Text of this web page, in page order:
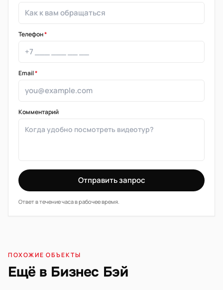
Телефон*
Email*
Комментарий
Отправить запрос
Ответ в течение часа в рабочее время.
ПОХОЖИЕ ОБЪЕКТЫ
Ещё в Бизнес Бэй